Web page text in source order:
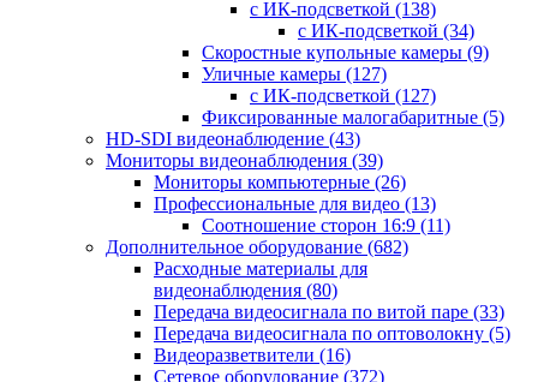
с ИК-подсветкой (138)
с ИК-подсветкой (34)
Скоростные купольные камеры (9)
Уличные камеры (127)
с ИК-подсветкой (127)
Фиксированные малогабаритные (5)
HD-SDI видеонаблюдение (43)
Мониторы видеонаблюдения (39)
Мониторы компьютерные (26)
Профессиональные для видео (13)
Соотношение сторон 16:9 (11)
Дополнительное оборудование (682)
Расходные материалы для
видеонаблюдения (80)
Передача видеосигнала по витой паре (33)
Передача видеосигнала по оптоволокну (5)
Видеоразветвители (16)
Сетевое оборудование (372)